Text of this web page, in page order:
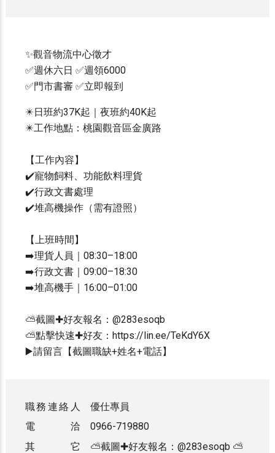
✨觀音物流中心徵才
✅週休六日 ✅週領6000
✅門市書審 ✅立即報到
✴️日班約37K起｜夜班約40K起
✴️工作地點：桃園觀音區金廣路
【工作內容】
✔️寵物飼料、功能飲料理貨
✔️行政文書處理
✔️堆高機操作（需有證照）
【上班時間】
➡️理貨人員｜08:30–18:00
➡️行政文書｜09:00–18:30
➡️堆高機手｜16:00–01:00
⛅截圖✚好友報名：@283esoqb
⛅點擊快速✚好友：https://lin.ee/TeKdY6X
▶️請留言【截圖職缺+姓名+電話】
職務連絡人
優仕專員
電 洽
0966-719880
其 它
⛅截圖✚好友報名：@283esoqb ⛅